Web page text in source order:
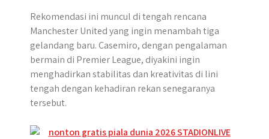
Rekomendasi ini muncul di tengah rencana
Manchester United yang ingin menambah tiga
gelandang baru. Casemiro, dengan pengalaman
bermain di Premier League, diyakini ingin
menghadirkan stabilitas dan kreativitas di lini
tengah dengan kehadiran rekan senegaranya
tersebut.